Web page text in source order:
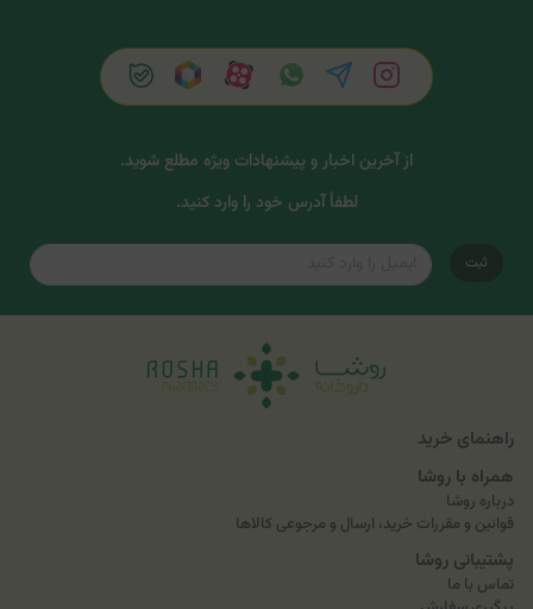
از آخرین اخبار و پیشنهادات ویژه مطلع شوید.
لطفاً آدرس خود را وارد کنید.
ثبت
راهنمای خرید
همراه با روشا
درباره روشا
قوانین و مقررات خرید، ارسال و مرجوعی کالاها
پشتیبانی روشا
تماس با ما